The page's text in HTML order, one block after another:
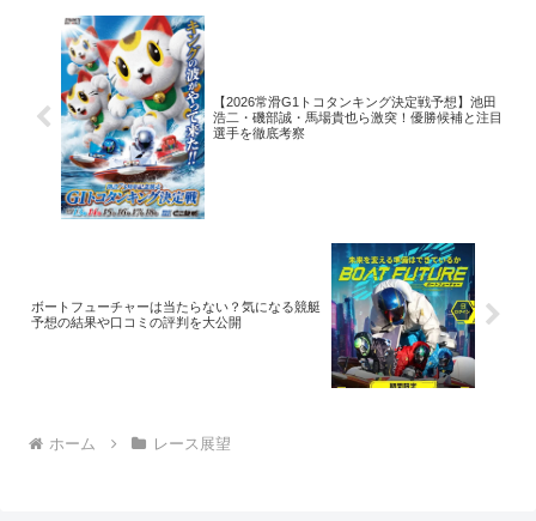
【2026常滑G1トコタンキング決定戦予想】池田
浩二・磯部誠・馬場貴也ら激突！優勝候補と注目
選手を徹底考察
ボートフューチャーは当たらない？気になる競艇
予想の結果や口コミの評判を大公開
ホーム レース展望